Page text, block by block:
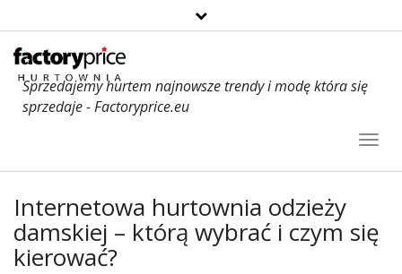
Sprzedajemy hurtem najnowsze trendy i modę która się
sprzedaje - Factoryprice.eu
Internetowa hurtownia odzieży
damskiej – którą wybrać i czym się
kierować?